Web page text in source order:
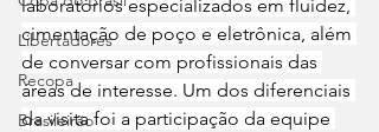
Libertadores
Recopa
Brasileirão
laboratórios especializados em fluidez,
cimentação de poço e eletrônica, além
de conversar com profissionais das
áreas de interesse. Um dos diferenciais
da visita foi a participação da equipe